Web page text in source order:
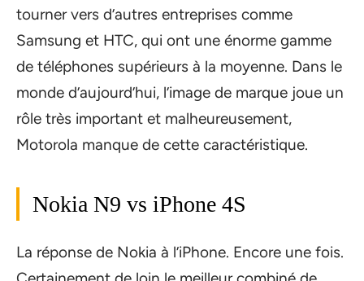
tourner vers d’autres entreprises comme
Samsung et HTC, qui ont une énorme gamme
de téléphones supérieurs à la moyenne. Dans le
monde d’aujourd’hui, l’image de marque joue un
rôle très important et malheureusement,
Motorola manque de cette caractéristique.
Nokia N9 vs iPhone 4S
La réponse de Nokia à l’iPhone. Encore une fois.